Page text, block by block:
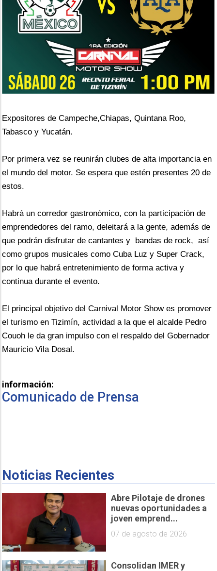
Expositores de Campeche,Chiapas, Quintana Roo,
Tabasco y Yucatán.
Por primera vez se reunirán clubes de alta importancia en
el mundo del motor. Se espera que estén presentes 20 de
estos.
Habrá un corredor gastronómico, con la participación de
emprendedores del ramo, deleitará a la gente, además de
que podrán disfrutar de cantantes y  bandas de rock,  así
como grupos musicales como Cuba Luz y Super Crack,
por lo que habrá entretenimiento de forma activa y
continua durante el evento.
El principal objetivo del Carnival Motor Show es promover
el turismo en Tizimín, actividad a la que el alcalde Pedro
Couoh le da gran impulso con el respaldo del Gobernador
Mauricio Vila Dosal.
información:
Comunicado de Prensa
Noticias Recientes
Abre Pilotaje de drones
nuevas oportunidades a
joven emprend...
07 de agosto de 2026
Consolidan IMER y